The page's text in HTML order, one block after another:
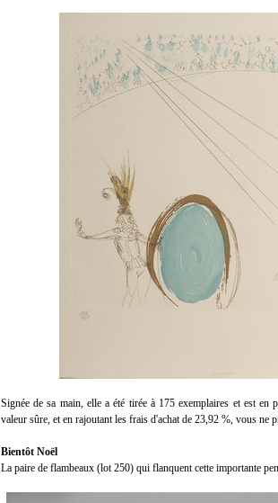
Signée de sa main, elle a été tirée à 175 exemplaires et est
valeur sûre, et en rajoutant les frais d'achat de 23,92 %, vous ne
Bientôt Noël
La paire de flambeaux (lot 250) qui flanquent cette importante